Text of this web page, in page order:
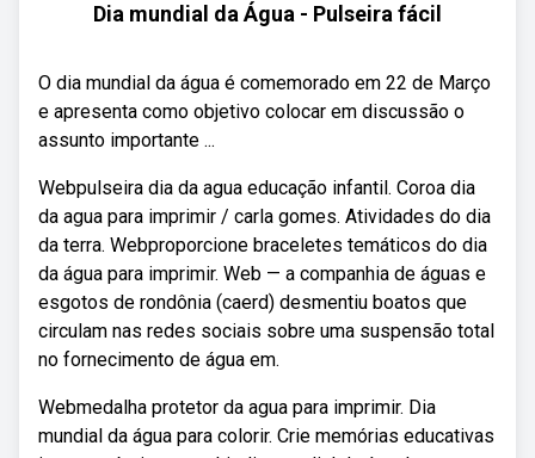
Dia mundial da Água - Pulseira fácil
O dia mundial da água é comemorado em 22 de Março
e apresenta como objetivo colocar em discussão o
assunto importante ...
Webpulseira dia da agua educação infantil. Coroa dia
da agua para imprimir / carla gomes. Atividades do dia
da terra. Webproporcione braceletes temáticos do dia
da água para imprimir. Web — a companhia de águas e
esgotos de rondônia (caerd) desmentiu boatos que
circulam nas redes sociais sobre uma suspensão total
no fornecimento de água em.
Webmedalha protetor da agua para imprimir. Dia
mundial da água para colorir. Crie memórias educativas